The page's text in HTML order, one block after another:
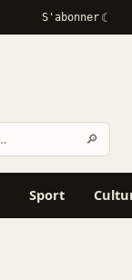
S'abonner
🔎
Sport